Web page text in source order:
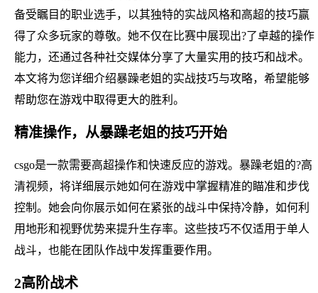
备受瞩目的职业选手，以其独特的实战风格和高超的技巧赢
得了众多玩家的尊敬。她不仅在比赛中展现出?了卓越的操作
能力，还通过各种社交媒体分享了大量实用的技巧和战术。
本文将为您详细介绍暴躁老姐的实战技巧与攻略，希望能够
帮助您在游戏中取得更大的胜利。
精准操作，从暴躁老姐的技巧开始
csgo是一款需要高超操作和快速反应的游戏。暴躁老姐的?高
清视频，将详细展示她如何在游戏中掌握精准的瞄准和步伐
控制。她会向你展示如何在紧张的战斗中保持冷静，如何利
用地形和视野优势来提升生存率。这些技巧不仅适用于单人
战斗，也能在团队作战中发挥重要作用。
2高阶战术